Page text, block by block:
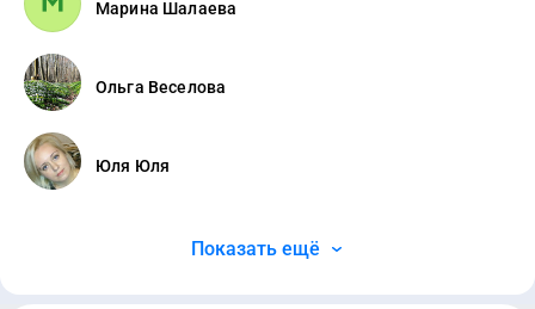
Марина Шалаева
Ольга Веселова
Юля Юля
Показать ещё